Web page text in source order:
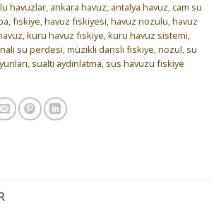
havuzlar, ankara havuz, antalya havuz,cam su
,fıskiye,havuz fıskiyesi,havuz nozulu,havuz
,kuru havuz fıskiye,kuru havuz sistemi,
su perdesi,müzikli danslı fıskiye,nozul, su
, sualtı aydınlatma, süs havuzu fıskiye